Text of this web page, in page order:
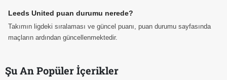
Leeds United puan durumu nerede?
Takımın ligdeki sıralaması ve güncel puanı, puan durumu sayfasında
maçların ardından güncellenmektedir.
Şu An Popüler İçerikler